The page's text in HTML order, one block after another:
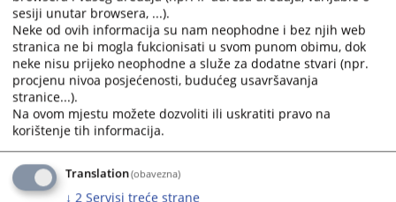
sesiji unutar browsera, ...).
Neke od ovih informacija su nam neophodne i bez njih web
stranica ne bi mogla fukcionisati u svom punom obimu, dok
neke nisu prijeko neophodne a služe za dodatne stvari (npr.
procjenu nivoa posjećenosti, budućeg usavršavanja
stranice...).
Na ovom mjestu možete dozvoliti ili uskratiti pravo na
korištenje tih informacija.
Translation(obavezna)
↓ 2 Servisi treće strane